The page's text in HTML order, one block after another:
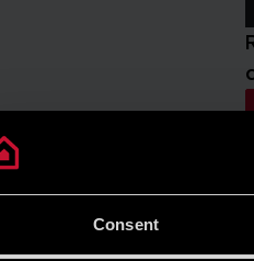
Consent